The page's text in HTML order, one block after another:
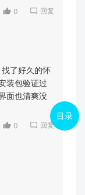
0 回复
了好久的怀
装包验证过
面也清爽没
0 回复
目录